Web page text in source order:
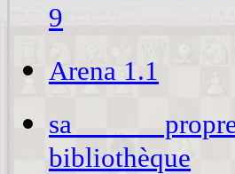
9
Arena 1.1
sa
bibliothèque